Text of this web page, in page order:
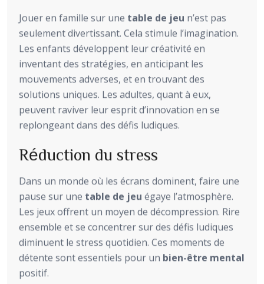
Jouer en famille sur une table de jeu n’est pas
seulement divertissant. Cela stimule l’imagination.
Les enfants développent leur créativité en
inventant des stratégies, en anticipant les
mouvements adverses, et en trouvant des
solutions uniques. Les adultes, quant à eux,
peuvent raviver leur esprit d’innovation en se
replongeant dans des défis ludiques.
Réduction du stress
Dans un monde où les écrans dominent, faire une
pause sur une table de jeu égaye l’atmosphère.
Les jeux offrent un moyen de décompression. Rire
ensemble et se concentrer sur des défis ludiques
diminuent le stress quotidien. Ces moments de
détente sont essentiels pour un bien-être mental
positif.